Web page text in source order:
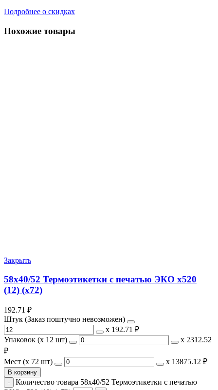
Подробнее о скидках
Похожие товары
Закрыть
58х40/52 Термоэтикетки с печатью ЭКО х520
(12) (х72)
192.71 ₽
Штук (Заказ поштучно невозможен)
х 192.71 ₽
Упаковок (x 12 шт)
х 2312.52
₽
Мест (x 72 шт)
х 13875.12 ₽
В корзину
Количество товара 58х40/52 Термоэтикетки с печатью